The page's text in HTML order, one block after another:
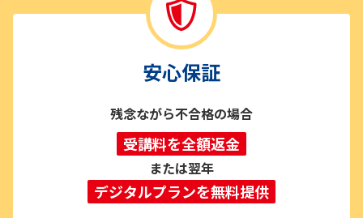
安心保証
残念ながら不合格の場合
受講料を全額返金
または翌年
デジタルプランを無料提供